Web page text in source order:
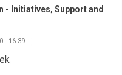
- Initiatives, Support and
- 16:39